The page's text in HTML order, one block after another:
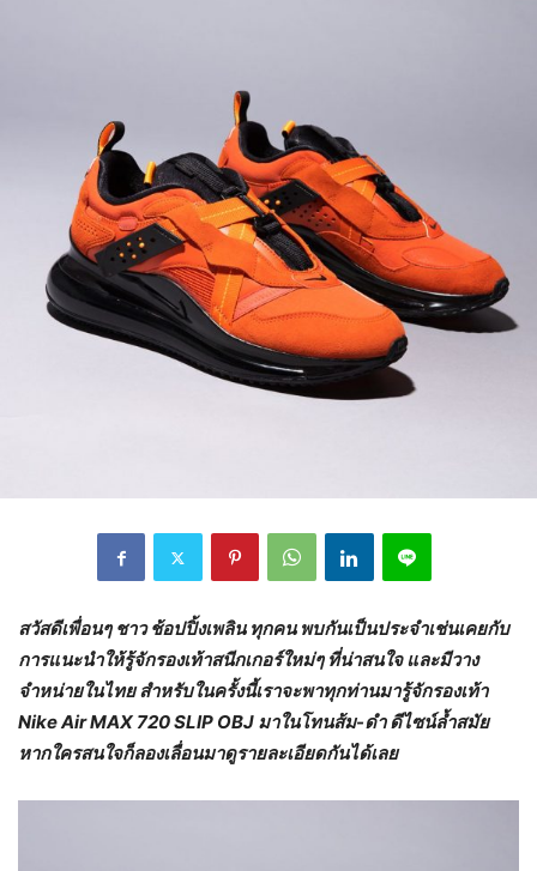
สวัสดีเพื่อนๆ ชาว ช้อปปิ้งเพลิน ทุกคน พบกันเป็นประจำเช่นเคยกับ
การแนะนำให้รู้จักรองเท้าสนีกเกอร์ใหม่ๆ ที่น่าสนใจ และมีวาง
จำหน่ายในไทย สำหรับในครั้งนี้เราจะพาทุกท่านมารู้จักรองเท้า
Nike Air MAX 720 SLIP OBJ มาในโทนส้ม-ดำ ดีไซน์ล้ำสมัย
หากใครสนใจก็ลองเลื่อนมาดูรายละเอียดกันได้เลย